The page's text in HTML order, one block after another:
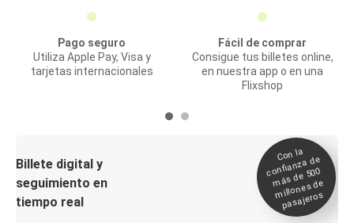
Pago seguro
Utiliza Apple Pay, Visa y
tarjetas internacionales
Fácil de comprar
Consigue tus billetes online,
en nuestra app o en una
Flixshop
Billete digital y
seguimiento en
tiempo real
Con la
confianza de
más de 500
millones de
pasajeros